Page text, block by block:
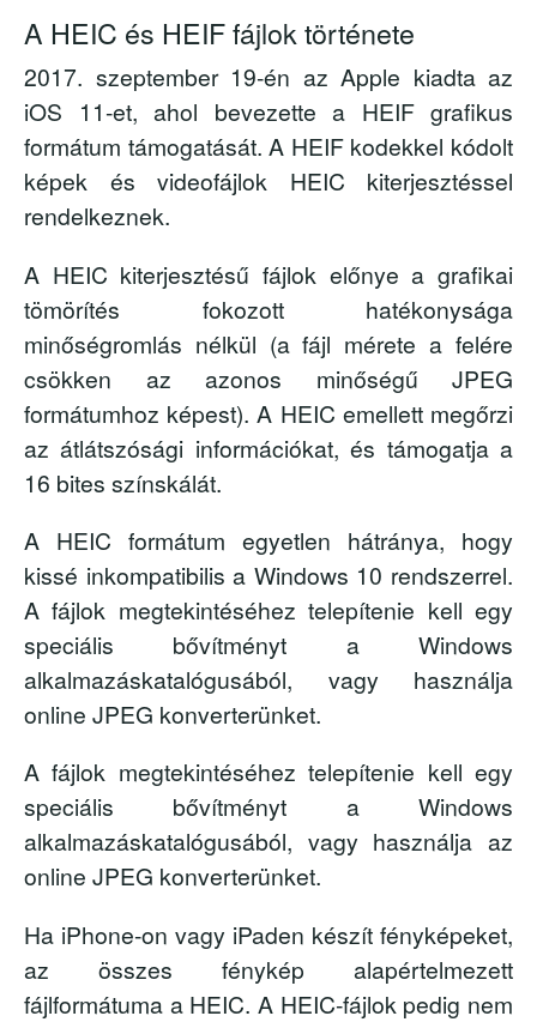
A HEIC és HEIF fájlok története
2017. szeptember 19-én az Apple kiadta az
iOS 11-et, ahol bevezette a HEIF grafikus
formátum támogatását. A HEIF kodekkel kódolt
képek és videofájlok HEIC kiterjesztéssel
rendelkeznek.
A HEIC kiterjesztésű fájlok előnye a grafikai
tömörítés fokozott hatékonysága
minőségromlás nélkül (a fájl mérete a felére
csökken az azonos minőségű JPEG
formátumhoz képest). A HEIC emellett megőrzi
az átlátszósági információkat, és támogatja a
16 bites színskálát.
A HEIC formátum egyetlen hátránya, hogy
kissé inkompatibilis a Windows 10 rendszerrel.
A fájlok megtekintéséhez telepítenie kell egy
speciális bővítményt a Windows
alkalmazáskatalógusából, vagy használja
online JPEG konverterünket.
A fájlok megtekintéséhez telepítenie kell egy
speciális bővítményt a Windows
alkalmazáskatalógusából, vagy használja az
online JPEG konverterünket.
Ha iPhone-on vagy iPaden készít fényképeket,
az összes fénykép alapértelmezett
fájlformátuma a HEIC. A HEIC-fájlok pedig nem